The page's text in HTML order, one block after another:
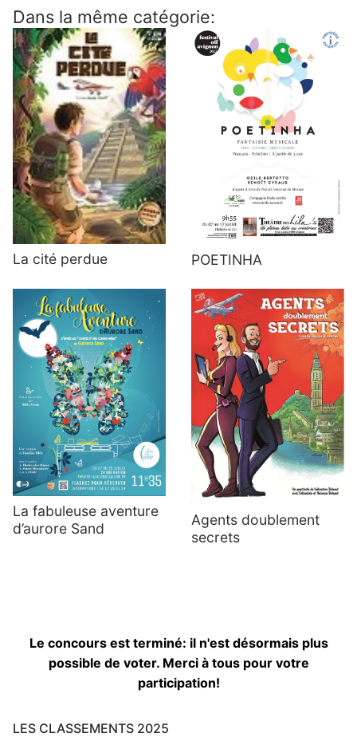
Dans la même catégorie:
La cité perdue POETINHA
La fabuleuse aventure
d’aurore Sand
Agents doublement
secrets
Le concours est terminé: il n'est désormais plus
possible de voter. Merci à tous pour votre
participation!
LES CLASSEMENTS 2025